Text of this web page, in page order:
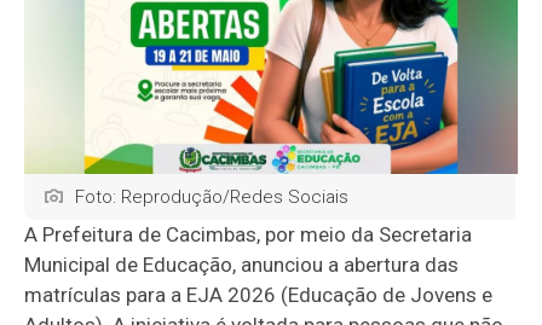
Foto: Reprodução/Redes Sociais
A Prefeitura de Cacimbas, por meio da Secretaria
Municipal de Educação, anunciou a abertura das
matrículas para a EJA 2026 (Educação de Jovens e